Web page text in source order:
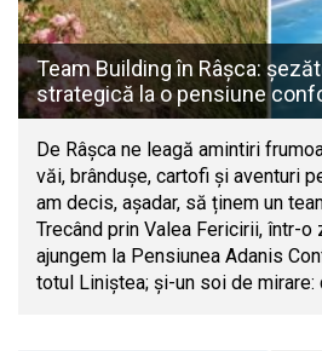
Team Building în Râșca:
strategică la o pensiune
De Râșca ne leagă amintiri
văi, brândușe, cartofi și aventuri
am decis, așadar, să ținem un
Trecând prin Valea Fericirii, într-o
ajungem la Pensiunea Adanis
totul Liniștea; și-un soi de